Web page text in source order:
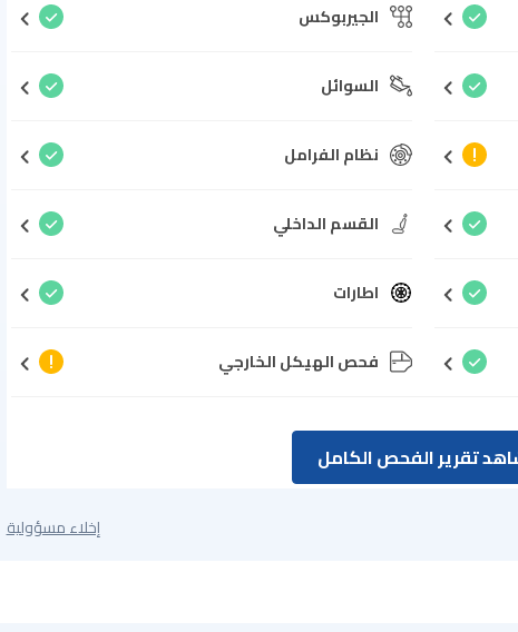
الجيربوكس
السوائل
نظام الفرامل
القسم الداخلي
اطارات
فحص الهيكل الخارجي
تقرير الفحص الكامل
إخلاء مسؤولية